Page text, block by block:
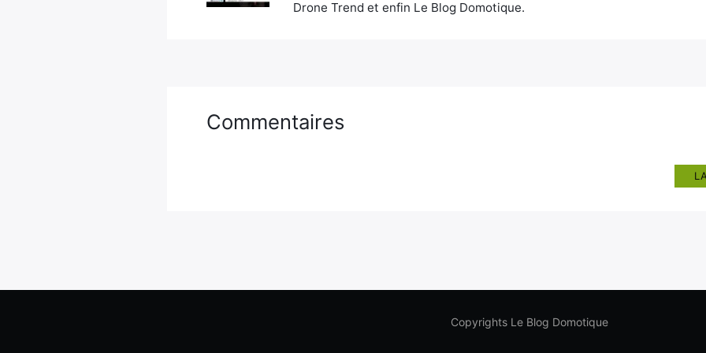
Drone Trend et enfin Le Blog Domotique.
Commentaires
Copyrights Le Blog Domotique